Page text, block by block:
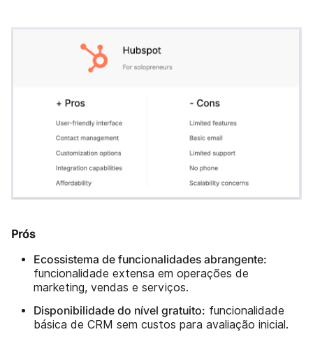
Prós
Ecossistema de funcionalidades abrangente:
funcionalidade extensa em operações de
marketing, vendas e serviços.
Disponibilidade do nível gratuito: funcionalidade
básica de CRM sem custos para avaliação inicial.